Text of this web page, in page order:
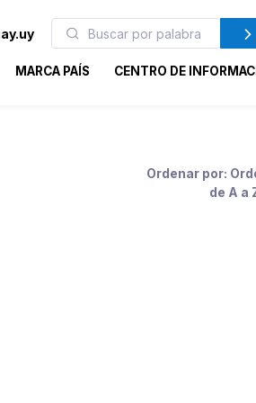
MARCA PAÍS CENTRO DE
Ordenar por:
de A a